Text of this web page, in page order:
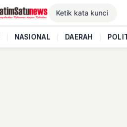
NASIONAL DAERAH